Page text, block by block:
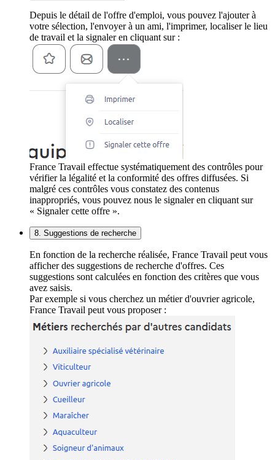
Depuis le détail de l'offre d'emploi, vous pouvez l'ajouter à
votre sélection, l'envoyer à un ami, l'imprimer, localiser le lieu
de travail et la signaler en cliquant sur :
France Travail effectue systématiquement des contrôles pour
vérifier la légalité et la conformité des offres diffusées. Si
malgré ces contrôles vous constatez des contenus
inappropriés, vous pouvez nous le signaler en cliquant sur
« Signaler cette offre ».
8. Suggestions de recherche
En fonction de la recherche réalisée, France Travail peut vous
afficher des suggestions de recherche d'offres. Ces
suggestions sont calculées en fonction des critères que vous
avez saisis.
Par exemple si vous cherchez un métier d'ouvrier agricole,
France Travail peut vous proposer :